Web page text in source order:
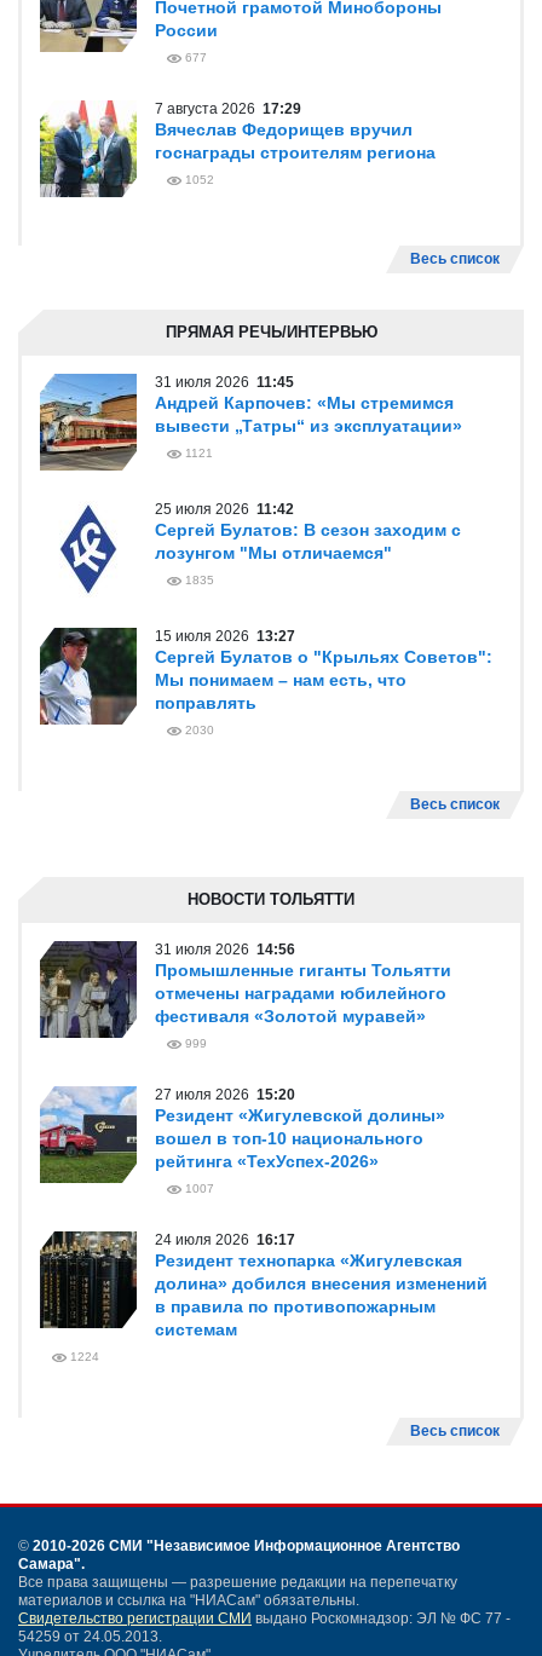
Почетной грамотой Минобороны
России
677
7 августа 2026 17:29
Вячеслав Федорищев вручил
госнаграды строителям региона
1052
Весь список
ПРЯМАЯ РЕЧЬ/ИНТЕРВЬЮ
31 июля 2026 11:45
Андрей Карпочев: «Мы стремимся
вывести „Татры“ из эксплуатации»
1121
25 июля 2026 11:42
Сергей Булатов: В сезон заходим с
лозунгом "Мы отличаемся"
1835
15 июля 2026 13:27
Сергей Булатов о "Крыльях Советов":
Мы понимаем – нам есть, что
поправлять
2030
Весь список
НОВОСТИ ТОЛЬЯТТИ
31 июля 2026 14:56
Промышленные гиганты Тольятти
отмечены наградами юбилейного
фестиваля «Золотой муравей»
999
27 июля 2026 15:20
Резидент «Жигулевской долины»
вошел в топ-10 национального
рейтинга «ТехУспех-2026»
1007
24 июля 2026 16:17
Резидент технопарка «Жигулевская
долина» добился внесения изменений
в правила по противопожарным
системам
1224
Весь список
© 2010-2026 СМИ "Независимое Информационное Агентство
Самара".
Все права защищены — разрешение редакции на перепечатку
материалов и ссылка на "НИАСам" обязательны.
Свидетельство регистрации СМИ выдано Роскомнадзор: ЭЛ № ФС 77 -
54259 от 24.05.2013.